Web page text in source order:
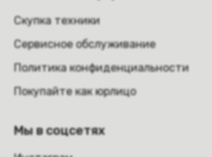
Скупка техники
Сервисное обслуживание
Политика конфиденциальности
Покупайте как юрлицо
Мы в соцсетях